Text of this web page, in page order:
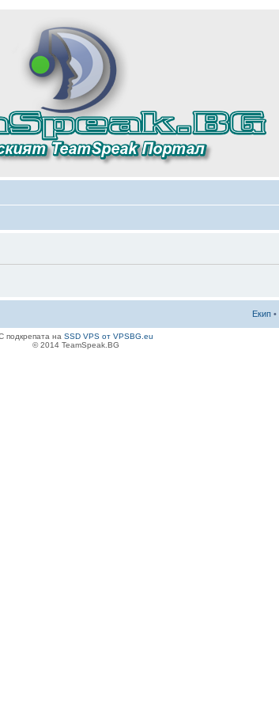
Екип •
подкрепата на SSD VPS от VPSBG.eu
© 2014 TeamSpeak.BG